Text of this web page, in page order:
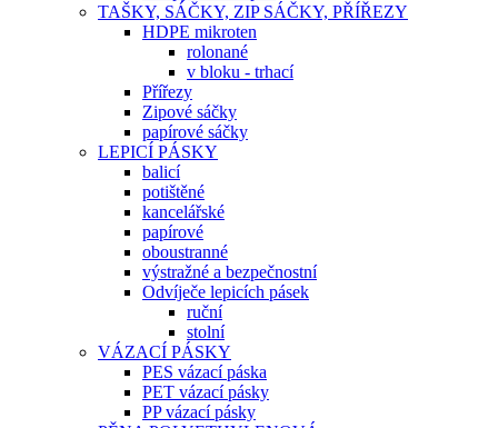
TAŠKY, SÁČKY, ZIP SÁČKY, PŘÍŘEZY
HDPE mikroten
rolonané
v bloku - trhací
Přířezy
Zipové sáčky
papírové sáčky
LEPICÍ PÁSKY
balicí
potištěné
kancelářské
papírové
oboustranné
výstražné a bezpečnostní
Odvíječe lepicích pásek
ruční
stolní
VÁZACÍ PÁSKY
PES vázací páska
PET vázací pásky
PP vázací pásky